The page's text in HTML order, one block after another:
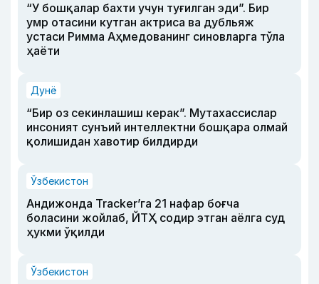
“У бошқалар бахти учун туғилган эди”. Бир
умр отасини кутган актриса ва дубльяж
устаси Римма Аҳмедованинг синовларга тўла
ҳаёти
Дунё
“Бир оз секинлашиш керак”. Мутахассислар
инсоният сунъий интеллектни бошқара олмай
қолишидан хавотир билдирди
Ўзбекистон
Андижонда Tracker’га 21 нафар боғча
боласини жойлаб, ЙТҲ содир этган аёлга суд
ҳукми ўқилди
Ўзбекистон